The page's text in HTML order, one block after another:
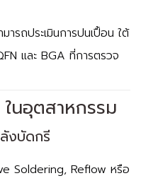
ารถประเมินการปนเปื้อนใต้
และ BGA ที่การตรวจ
นอุตสาหกรรม
งบัดกรี
Soldering, Reflow หรือ